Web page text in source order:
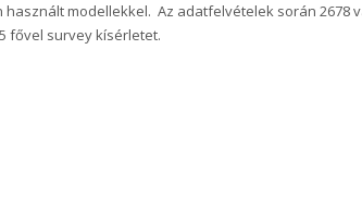
modellekkel. Az adatfelvételek során 2678
fővel survey kísérletet.